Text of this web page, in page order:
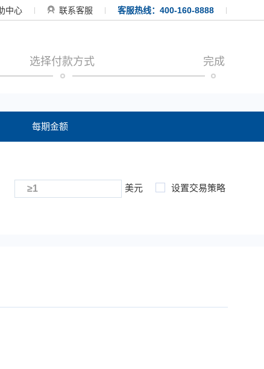
中心 联系客服 客服热线：400-160-8888
选择付款方式 完成
每期金额
美元 设置交易策略